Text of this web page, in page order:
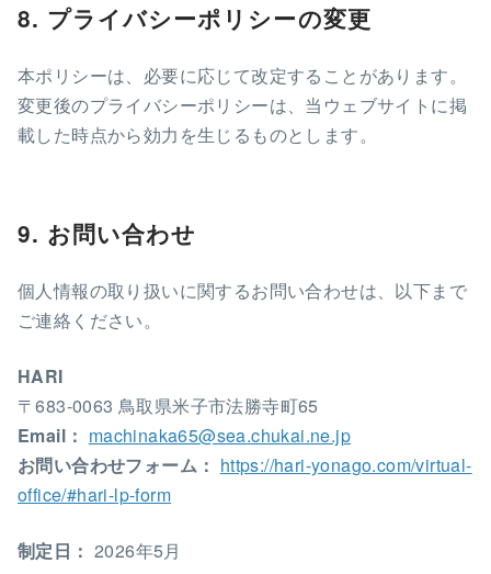
8. プライバシーポリシーの変更
本ポリシーは、必要に応じて改定することがあります。
変更後のプライバシーポリシーは、当ウェブサイトに掲
載した時点から効力を生じるものとします。
9. お問い合わせ
個人情報の取り扱いに関するお問い合わせは、以下まで
ご連絡ください。
HARI
〒683-0063 鳥取県米子市法勝寺町65
Email： machinaka65@sea.chukai.ne.jp
お問い合わせフォーム： https://hari-yonago.com/virtual-
office/#hari-lp-form
制定日： 2026年5月